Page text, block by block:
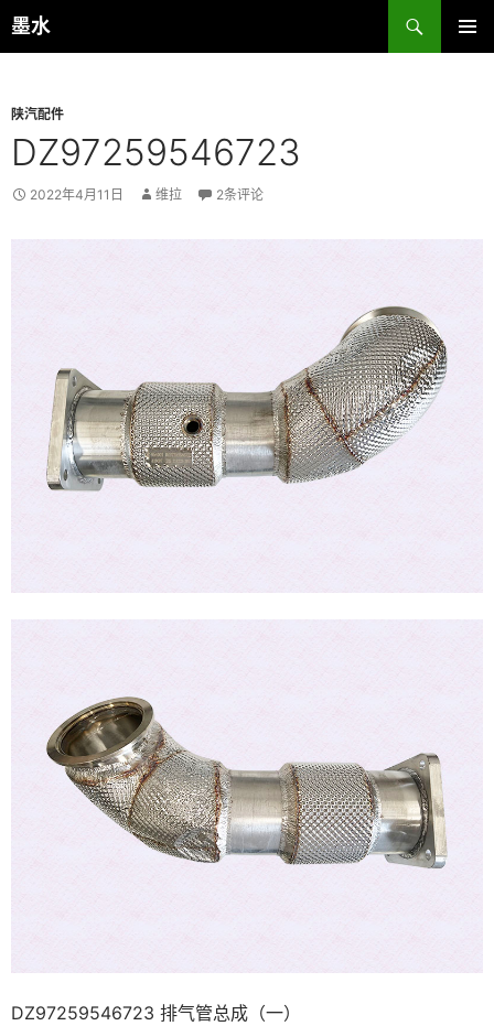
跳
至
墨水
搜
索
陕汽配件
DZ97259546723
2022年4月11日 维拉 2条评论
DZ97259546723 排气管总成（一）